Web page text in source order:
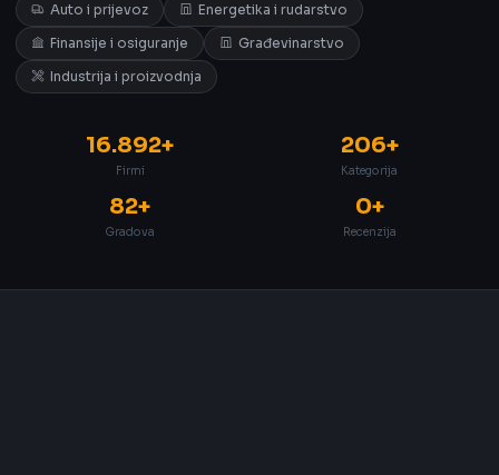
Auto i prijevoz
Energetika i rudarstvo
Finansije i osiguranje
Građevinarstvo
Industrija i proizvodnja
16.892+
Firmi
206+
Kategorija
82+
Gradova
0+
Recenzija